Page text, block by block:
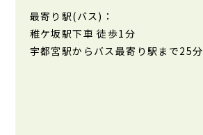
最寄り駅(バス)：
稚ケ坂駅下車 徒歩1分
宇都宮駅からバス最寄り駅まで25分